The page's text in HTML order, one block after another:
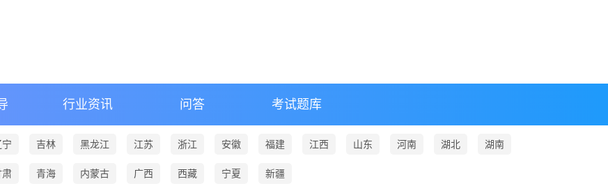
行业资讯 问答 考试题库
吉林 黑龙江 江苏 浙江 安徽 福建 江西 山东 河南 湖北 湖南
肃 青海 内蒙古 广西 西藏 宁夏 新疆